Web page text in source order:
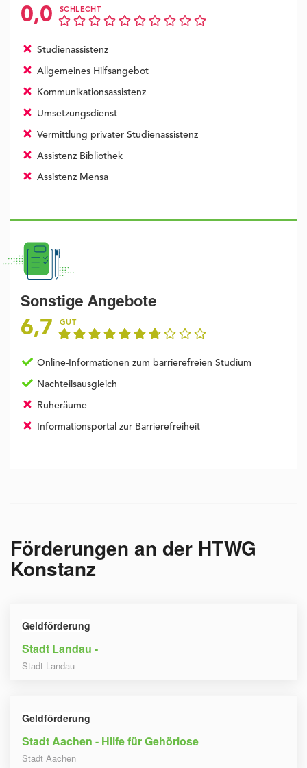
0,0 SCHLECHT
Studienassistenz
Allgemeines Hilfsangebot
Kommunikationsassistenz
Umsetzungsdienst
Vermittlung privater Studienassistenz
Assistenz Bibliothek
Assistenz Mensa
Sonstige Angebote
6,7 GUT
Online-Informationen zum barrierefreien Studium
Nachteilsausgleich
Ruheräume
Informationsportal zur Barrierefreiheit
Förderungen an der HTWG
Konstanz
Geldförderung
Stadt Landau -
Stadt Landau
Geldförderung
Stadt Aachen - Hilfe für Gehörlose
Stadt Aachen